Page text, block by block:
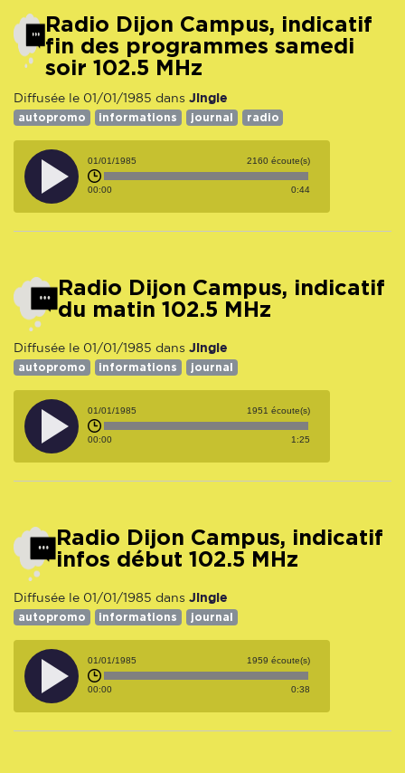
Radio Dijon Campus, indicatif
fin des programmes samedi
soir 102.5 MHz
Diffusée le 01/01/1985 dans Jingle
autopromo informations journal radio
01/01/1985 2160 écoute(s)
00:00 0:44
Radio Dijon Campus, indicatif
du matin 102.5 MHz
Diffusée le 01/01/1985 dans Jingle
autopromo informations journal
01/01/1985 1951 écoute(s)
00:00 1:25
Radio Dijon Campus, indicatif
infos début 102.5 MHz
Diffusée le 01/01/1985 dans Jingle
autopromo informations journal
01/01/1985 1959 écoute(s)
00:00 0:38